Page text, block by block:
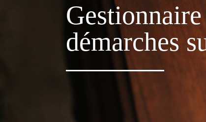
démarches